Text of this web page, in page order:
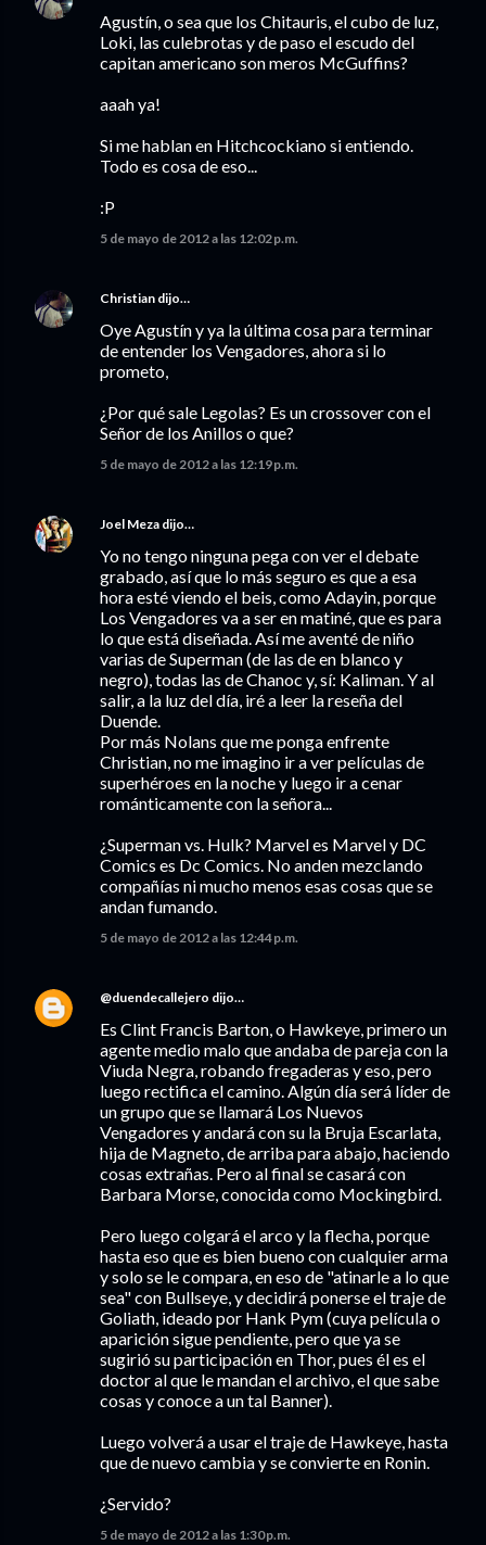
Agustín, o sea que los Chitauris, el cubo de luz,
Loki, las culebrotas y de paso el escudo del
capitan americano son meros McGuffins?
aaah ya!
Si me hablan en Hitchcockiano si entiendo.
Todo es cosa de eso...
:P
5 de mayo de 2012 a las 12:02 p.m.
Christian dijo…
Oye Agustín y ya la última cosa para terminar
de entender los Vengadores, ahora si lo
prometo,
¿Por qué sale Legolas? Es un crossover con el
Señor de los Anillos o que?
5 de mayo de 2012 a las 12:19 p.m.
Joel Meza dijo…
Yo no tengo ninguna pega con ver el debate
grabado, así que lo más seguro es que a esa
hora esté viendo el beis, como Adayin, porque
Los Vengadores va a ser en matiné, que es para
lo que está diseñada. Así me aventé de niño
varias de Superman (de las de en blanco y
negro), todas las de Chanoc y, sí: Kaliman. Y al
salir, a la luz del día, iré a leer la reseña del
Duende.
Por más Nolans que me ponga enfrente
Christian, no me imagino ir a ver películas de
superhéroes en la noche y luego ir a cenar
románticamente con la señora...
¿Superman vs. Hulk? Marvel es Marvel y DC
Comics es Dc Comics. No anden mezclando
compañías ni mucho menos esas cosas que se
andan fumando.
5 de mayo de 2012 a las 12:44 p.m.
@duendecallejero dijo…
Es Clint Francis Barton, o Hawkeye, primero un
agente medio malo que andaba de pareja con la
Viuda Negra, robando fregaderas y eso, pero
luego rectifica el camino. Algún día será líder de
un grupo que se llamará Los Nuevos
Vengadores y andará con su la Bruja Escarlata,
hija de Magneto, de arriba para abajo, haciendo
cosas extrañas. Pero al final se casará con
Barbara Morse, conocida como Mockingbird.
Pero luego colgará el arco y la flecha, porque
hasta eso que es bien bueno con cualquier arma
y solo se le compara, en eso de "atinarle a lo que
sea" con Bullseye, y decidirá ponerse el traje de
Goliath, ideado por Hank Pym (cuya película o
aparición sigue pendiente, pero que ya se
sugirió su participación en Thor, pues él es el
doctor al que le mandan el archivo, el que sabe
cosas y conoce a un tal Banner).
Luego volverá a usar el traje de Hawkeye, hasta
que de nuevo cambia y se convierte en Ronin.
¿Servido?
5 de mayo de 2012 a las 1:30 p.m.